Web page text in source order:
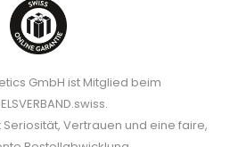
GmbH ist Mitglied beim
Vertrauen und eine faire,